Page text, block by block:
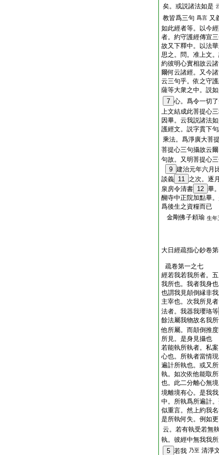
矣。或説諸法如是
教皆爲三句 爲言 又
如此經者等。以今
者。約守護經傳宣
故又下釋中。以法
思之。問。准上文
約彼明心實相故云
爾何云諸經。又今
云三句乎。依之守
薩等大衆之中。説
7 心。爲令一切
上文結成此菩提心
因畢。云我説諸法
護經文。説字貫下
乘法。爲淨廣大菩
菩提心三句攝故云
句故。又明菩提心
9 建治元年六月
談義 11 之次。逐
泉房令清書 12 畢
醐寺中正院加點畢
爲後生之資糧而已
金剛佛子頼瑜 生年
大日經疏指心鈔卷
疏卷第一之七
經若我若我所者。
我所也。我者我身
也謂我見顛倒縁非
主宰也。次我所見
法者。我器我瓔珞等
餘法屬我物故名我
他所屬。而顛倒推
所見。是身見攝也
若能執所執者。私
心也。所執者當情
遍計所執也。或又
執。如次依他能取
也。此二分離心無
境離境有心。是我
中。所執爲所遍計
似重言。然上約我
是所執何失。例如
云。若有執受若無
執。彼經中無我我
5 若我 乃至 清淨